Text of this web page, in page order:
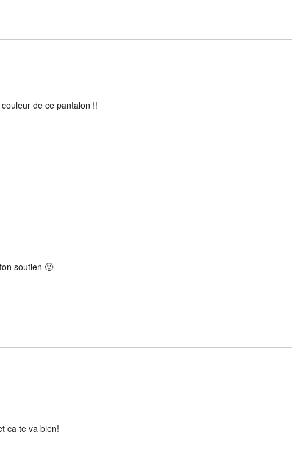
de ce pantalon !!
soutien 🙂
ca te va bien!